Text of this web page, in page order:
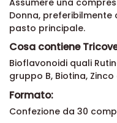
Assumere una
Donna, preferibilmente
pasto principale.
Cosa contiene
Bioflavonoidi quali
gruppo B, Biotina, Zinco
Formato:
Confezione da 30